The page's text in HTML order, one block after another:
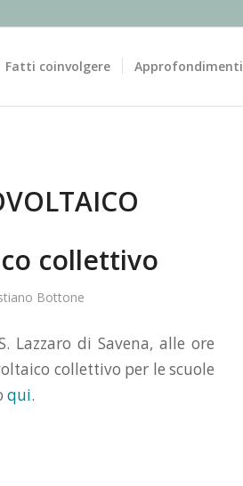
Fatti coinvolgere Approfondimenti
collettivo
Bottone
Lazzaro di Savena, alle ore
collettivo per le scuole
qui.